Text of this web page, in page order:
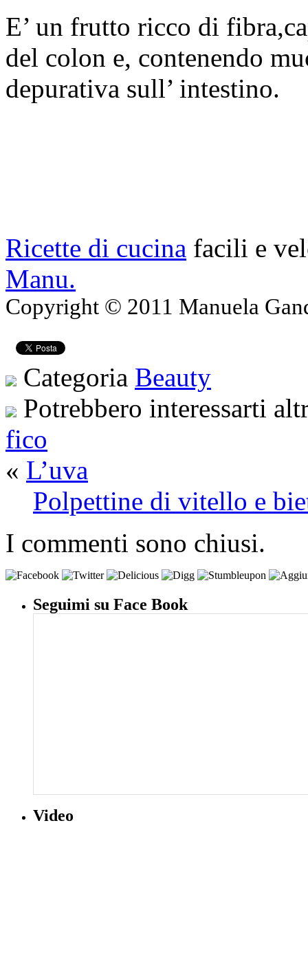
E’ un frutto ricco di
del colon e, contenendo
depurativa sull’ intestino.
Ricette di cucina facili e
Manu.
Copyright © 2011 Manuela
Categoria Beauty
Potrebbero interessarti
fico
« L’uva
Polpettine di vitello e
I commenti sono chiusi.
Seguimi su Face Book
Video